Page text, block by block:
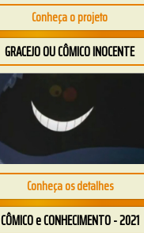
Conheça o projeto
GRACEJO OU CÔMICO INOCENTE
Conheça os detalhes
CÔMICO e CONHECIMENTO - 2021